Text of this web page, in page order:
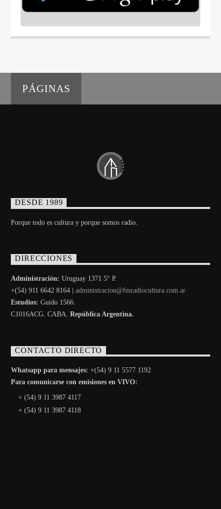
PÁGINAS
DESDE 1989
Porque todo es cultura y porque somos radio.
DIRECCIONES
Administración: Uruguay 1371 5° P.
+(54) 911 6642 8164 |administracion@fmradiocultura.com.ar
Estudios: Guido 1566.
C1016ACG. CABA.República Argentina.
CONTACTO DIRECTO
Whatsapp para mensajes: +(54) 9 11 5577 1192
Para comunicarse con emisiones en VIVO:
+ (54) 9 11 3987 4117
+ (54) 9 11 3987 4118